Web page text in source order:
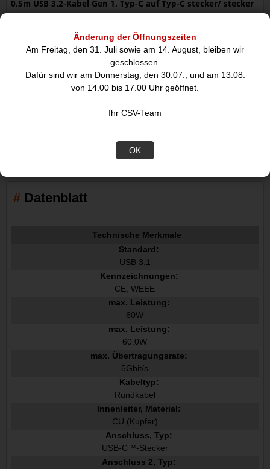
Änderung der Öffnungszeiten
Am Freitag, den 31. Juli sowie am 14. August, bleiben wir
geschlossen.
Dafür sind wir am Donnerstag, den 30.07., und am 13.08.
von 14.00 bis 17.00 Uhr geöffnet.
Ihr CSV-Team
OK
0,5m USB 3.2-Kabel Gen 1, Typ-C auf Typ-C stecker/ stecker
Das USB-Kabel macht es möglich gängige USB-C-Geräte
anzuschließen&commazu Synchronisieren und Daten mit einer
Geschwindigkeit von bis zu 5 Gbit/s zu
übertragen&periodFilme&commaMusik&commaVideos und
Dateien können mit bis zu einer maximalen
werden&periodDer USB-C-Stecker ist beidseitig verwendbar und
Ausgangsspannung von 5 V.
Datenblatt
Technische Merkmale
Standard:
USB 3.1
Kennzeichnungen:
CE, WEEE
max. Leistung:
60W
max. Leistung:
60.0W
max. Übertragungsrate:
5Gbit/s
Kabeltyp:
Rundkabel
Innenleiter, Material:
CU (Kupfer)
Anschluss, Typ:
USB-C™-Stecker
Anschluss 2, Typ: